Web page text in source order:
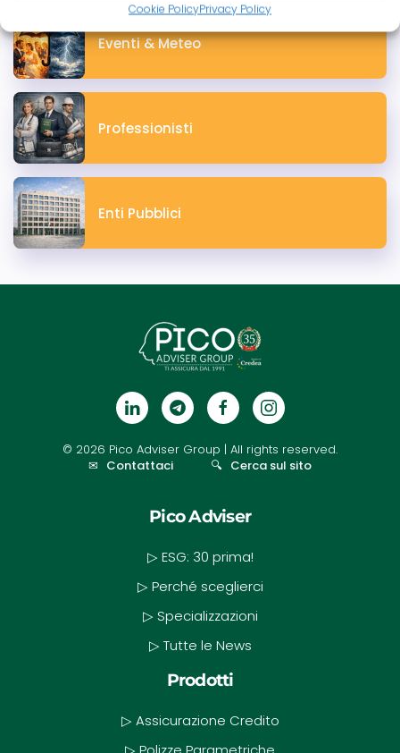
Cookie PolicyPrivacy Policy
Eventi & Meteo
Professionisti
Enti Pubblici
© 2026 Pico Adviser Group | All rights reserved.
✉ Contattaci 🔍 Cerca sul sito
Pico Adviser
▷ ESG: 30 prima!
▷ Perché sceglierci
▷ Specializzazioni
▷ Tutte le News
Prodotti
▷ Assicurazione Credito